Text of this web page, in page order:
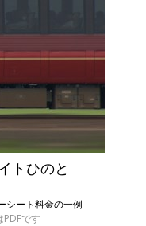
トひのと
シート料金の一例
です